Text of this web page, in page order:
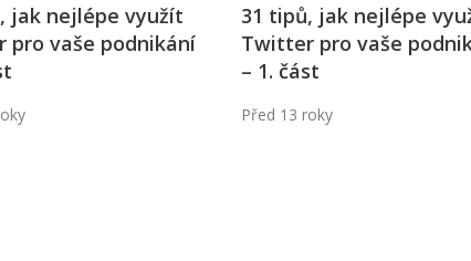
jak nejlépe využít
pro vaše podnikání
31 tipů, jak nejlépe
Twitter pro vaše
– 1. část
Před 13 roky